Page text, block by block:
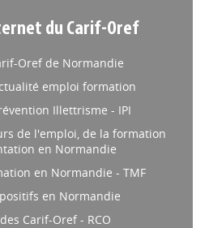
du Carif-Oref
Oref de Normandie
emploi formation
Illettrisme - IPI
de l'emploi, de la formation
en Normandie
en Normandie - TMF
en Normandie
Carif-Oref - RCO